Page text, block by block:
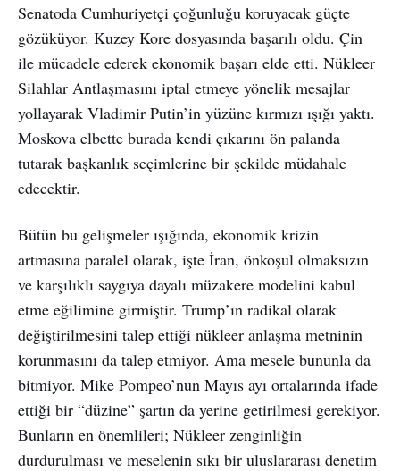
Senatoda Cumhuriyetçi çoğunluğu koruyacak güçte
gözüküyor. Kuzey Kore dosyasında başarılı oldu. Çin
ile mücadele ederek ekonomik başarı elde etti. Nükleer
Silahlar Antlaşmasını iptal etmeye yönelik mesajlar
yollayarak Vladimir Putin’in yüzüne kırmızı ışığı yaktı.
Moskova elbette burada kendi çıkarını ön palanda
tutarak başkanlık seçimlerine bir şekilde müdahale
edecektir.
Bütün bu gelişmeler ışığında, ekonomik krizin
artmasına paralel olarak, işte İran, önkoşul olmaksızın
ve karşılıklı saygıya dayalı müzakere modelini kabul
etme eğilimine girmiştir. Trump’ın radikal olarak
değiştirilmesini talep ettiği nükleer anlaşma metninin
korunmasını da talep etmiyor. Ama mesele bununla da
bitmiyor. Mike Pompeo’nun Mayıs ayı ortalarında ifade
ettiği bir “düzine” şartın da yerine getirilmesi gerekiyor.
Bunların en önemlileri; Nükleer zenginliğin
durdurulması ve meselenin sıkı bir uluslararası denetim